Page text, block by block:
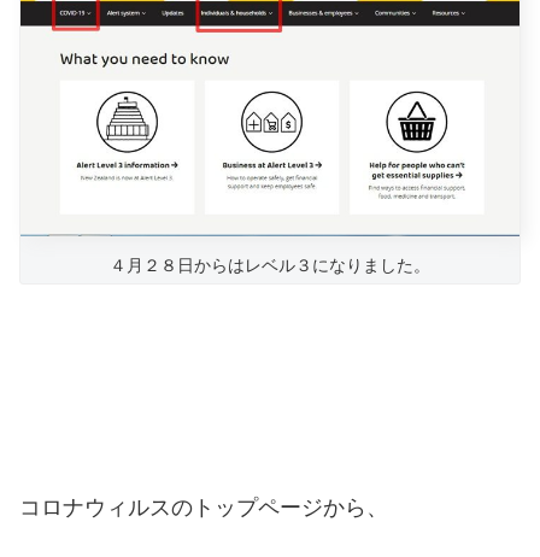
４月２８日からはレベル３になりました。
コロナウィルスのトップページから、